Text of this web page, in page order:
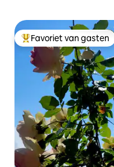
Topfavoriet van gasten
Favoriet van gasten